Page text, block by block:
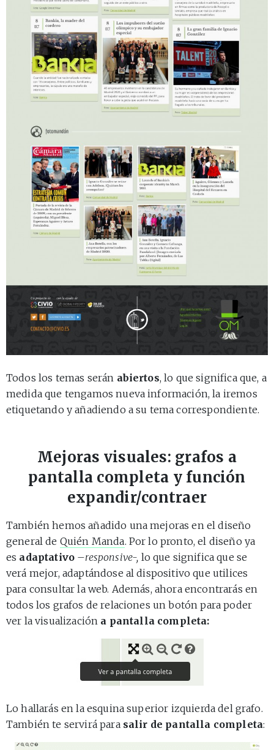
Todos los temas serán abiertos, lo que significa que, a
medida que tengamos nueva información, la iremos
etiquetando y añadiendo a su tema correspondiente.
Mejoras visuales: grafos a
pantalla completa y función
expandir/contraer
También hemos añadido una mejoras en el diseño
general de Quién Manda. Por lo pronto, el diseño ya
es adaptativo –responsive-, lo que significa que se
verá mejor, adaptándose al dispositivo que utilices
para consultar la web. Además, ahora encontrarás en
todos los grafos de relaciones un botón para poder
ver la visualización a pantalla completa:
Lo hallarás en la esquina superior izquierda del grafo.
También te servirá para salir de pantalla completa: